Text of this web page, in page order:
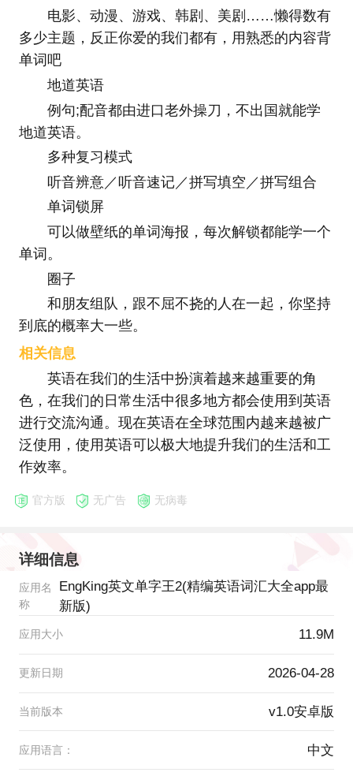
电影、动漫、游戏、韩剧、美剧……懒得数有
多少主题，反正你爱的我们都有，用熟悉的内容背
单词吧
地道英语
例句;配音都由进口老外操刀，不出国就能学
地道英语。
多种复习模式
听音辨意／听音速记／拼写填空／拼写组合
单词锁屏
可以做壁纸的单词海报，每次解锁都能学一个
单词。
圈子
和朋友组队，跟不屈不挠的人在一起，你坚持
到底的概率大一些。
相关信息
英语在我们的生活中扮演着越来越重要的角
色，在我们的日常生活中很多地方都会使用到英语
进行交流沟通。现在英语在全球范围内越来越被广
泛使用，使用英语可以极大地提升我们的生活和工
作效率。
官方版 无广告 无病毒
详细信息
应用名
称
EngKing英文单字王2(精编英语词汇大全app最
新版)
应用大小 11.9M
更新日期 2026-04-28
当前版本 v1.0安卓版
应用语言： 中文